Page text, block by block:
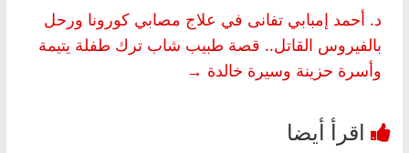
د. أحمد إمبابي تفانى في علاج مصابي كورونا ورحل
بالفيروس القاتل.. قصة طبيب شاب ترك طفلة يتيمة
وأسرة حزينة وسيرة خالدة →